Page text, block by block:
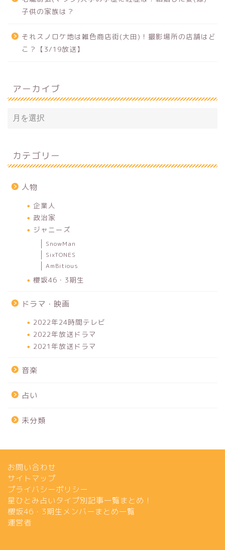
子供の家族は？
それスノロケ地は雑色商店街(大田)！撮影場所の店舗はど
こ？【3/19放送】
アーカイブ
カテゴリー
人物
企業人
政治家
ジャニーズ
SnowMan
SixTONES
AmBitious
櫻坂46・3期生
ドラマ・映画
2022年24時間テレビ
2022年放送ドラマ
2021年放送ドラマ
音楽
占い
未分類
お問い合わせ
サイトマップ
プライバシーポリシー
星ひとみ占いタイプ別記事一覧まとめ！
櫻坂46・3期生メンバーまとめ一覧
運営者